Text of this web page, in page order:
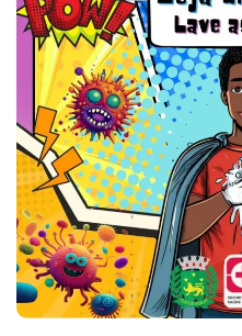
Eventos
(126)
Empresas
(60)
Empregos
(56)
Última
postagem
�
CIDADE
WorkCafé